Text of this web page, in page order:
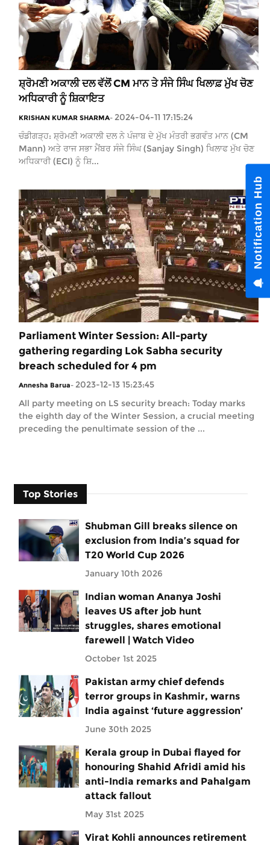
ਸ਼੍ਰੋਮਣੀ ਅਕਾਲੀ ਦਲ ਵੱਲੋਂ CM ਮਾਨ ਤੇ ਸੰਜੇ ਸਿੰਘ ਖਿਲਾਫ਼ ਮੁੱਖ ਚੋਣ
ਅਧਿਕਾਰੀ ਨੂੰ ਸ਼ਿਕਾਇਤ
KRISHAN KUMAR SHARMA- 2024-04-11 17:15:24
ਚੰਡੀਗੜ੍ਹ: ਸ਼੍ਰੋਮਣੀ ਅਕਾਲੀ ਦਲ ਨੇ ਪੰਜਾਬ ਦੇ ਮੁੱਖ ਮੰਤਰੀ ਭਗਵੰਤ ਮਾਨ (CM
Mann) ਅਤੇ ਰਾਜ ਸਭਾ ਮੈਂਬਰ ਸੰਜੇ ਸਿੰਘ (Sanjay Singh) ਖਿਲਾਫ ਮੁੱਖ ਚੋਣ
ਅਧਿਕਾਰੀ (ECI) ਨੂੰ ਸ਼ਿ...
Parliament Winter Session: All-party
gathering regarding Lok Sabha security
breach scheduled for 4 pm
Annesha Barua- 2023-12-13 15:23:45
All party meeting on LS security breach: Today marks
the eighth day of the Winter Session, a crucial meeting
preceding the penultimate session of the ...
Top Stories
Shubman Gill breaks silence on
exclusion from India’s squad for
T20 World Cup 2026
January 10th 2026
Indian woman Ananya Joshi
leaves US after job hunt
struggles, shares emotional
farewell | Watch Video
October 1st 2025
Pakistan army chief defends
terror groups in Kashmir, warns
India against ‘future aggression’
June 30th 2025
Kerala group in Dubai flayed for
honouring Shahid Afridi amid his
anti-India remarks and Pahalgam
attack fallout
May 31st 2025
Virat Kohli announces retirement